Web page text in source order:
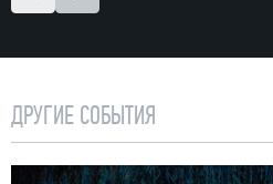
ДРУГИЕ СОБЫТИЯ